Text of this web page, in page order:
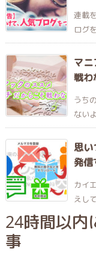
連載
ログ
マ
戦わ
うち
ない
思い
発信
カイ
えし
24時間以内
事